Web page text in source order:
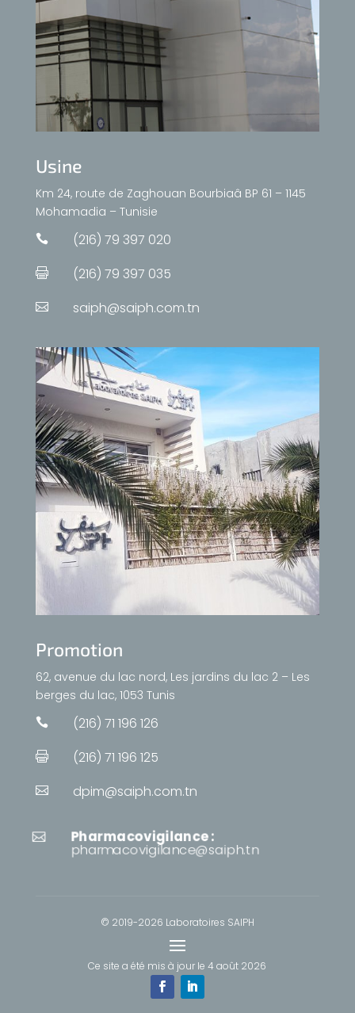
Usine
Km 24, route de Zaghouan Bourbiaâ BP 61 – 1145
Mohamadia – Tunisie
 (216) 79 397 020
 (216) 79 397 035
 saiph@saiph.com.tn
Promotion
62, avenue du lac nord, Les jardins du lac 2 – Les
berges du lac, 1053 Tunis
 (216) 71 196 126
 (216) 71 196 125
 dpim@saiph.com.tn
 Pharmacovigilance :
pharmacovigilance@saiph.tn
© 2019-2026 Laboratoires SAIPH
Ce site a été mis à jour le4 août 2026